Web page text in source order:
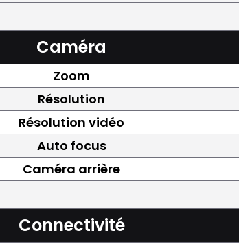
Caméra
Zoom
Résolution
Résolution vidéo
Auto focus
Caméra arrière
Connectivité